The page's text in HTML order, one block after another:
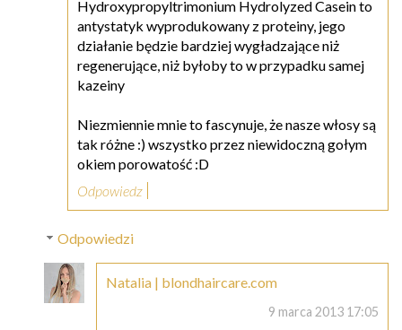
Hydroxypropyltrimonium Hydrolyzed Casein to
antystatyk wyprodukowany z proteiny, jego
działanie będzie bardziej wygładzające niż
regenerujące, niż byłoby to w przypadku samej
kazeiny
Niezmiennie mnie to fascynuje, że nasze włosy są
tak różne :) wszystko przez niewidoczną gołym
okiem porowatość :D
Odpowiedz
Odpowiedzi
Natalia | blondhaircare.com
9 marca 2013 17:05